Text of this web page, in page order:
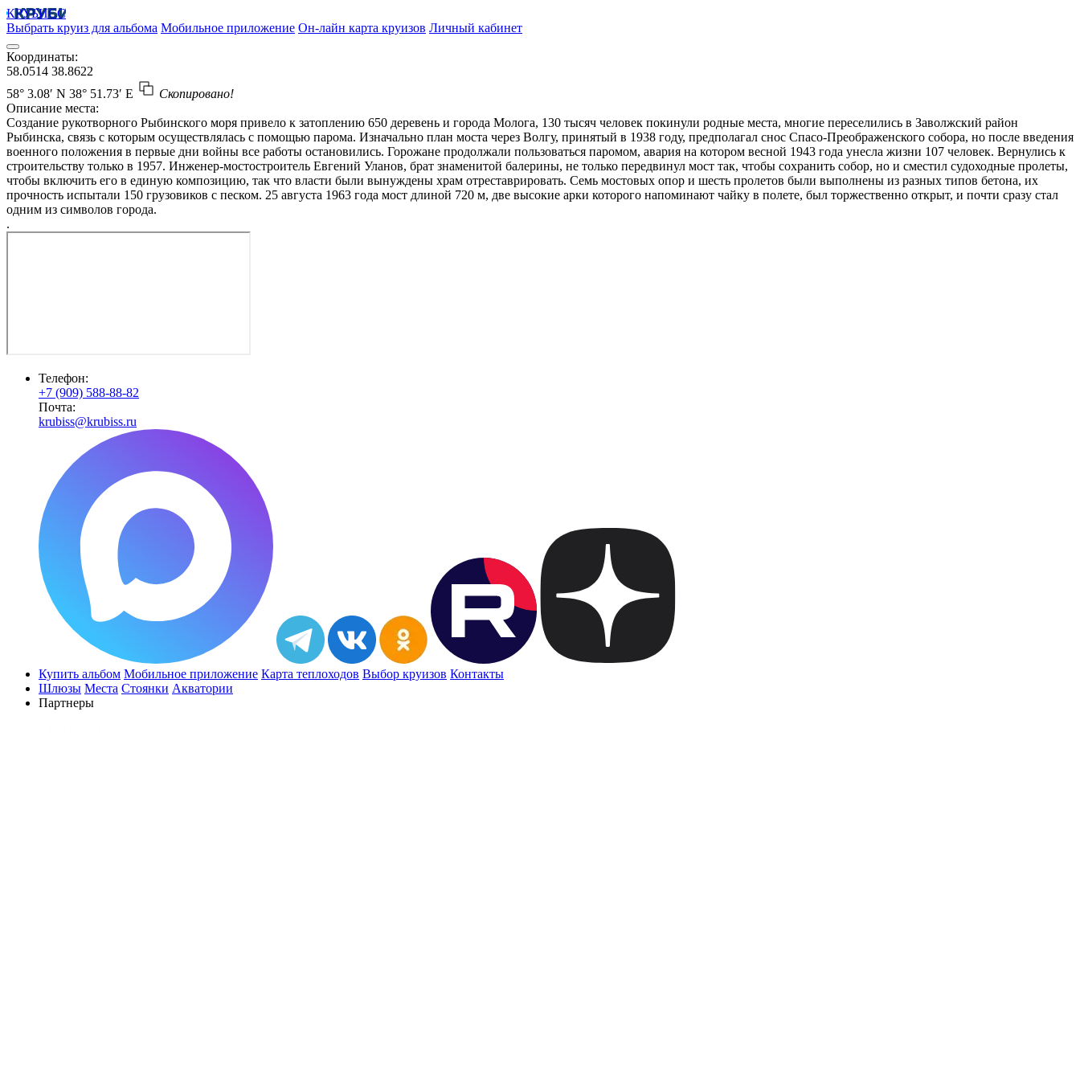
КРУБИСС
Выбрать круиз для альбома Мобильное приложение Он-лайн карта круизов Личный кабинет
Координаты:
58.0514 38.8622
58° 3.08′ N 38° 51.73′ E
Скопировано!
Описание места:
Создание рукотворного Рыбинского моря привело к затоплению 650 деревень и города Молога, 130 тысяч человек покинули родные места, многие переселились в Заволжский район
Рыбинска, связь с которым осуществлялась с помощью парома. Изначально план моста через Волгу, принятый в 1938 году, предполагал снос Спасо-Преображенского собора, но после введения
военного положения в первые дни войны все работы остановились. Горожане продолжали пользоваться паромом, авария на котором весной 1943 года унесла жизни 107 человек. Вернулись к
строительству только в 1957. Инженер-мостостроитель Евгений Уланов, брат знаменитой балерины, не только передвинул мост так, чтобы сохранить собор, но и сместил судоходные пролеты,
чтобы включить его в единую композицию, так что власти были вынуждены храм отреставрировать. Семь мостовых опор и шесть пролетов были выполнены из разных типов бетона, их
прочность испытали 150 грузовиков с песком. 25 августа 1963 года мост длиной 720 м, две высокие арки которого напоминают чайку в полете, был торжественно открыт, и почти сразу стал
одним из символов города.
.
Телефон:
+7 (909) 588-88-82
Почта:
krubiss@krubiss.ru
Купить альбом Мобильное приложение Карта теплоходов Выбор круизов Контакты
Шлюзы Места Стоянки Акватории
Партнеры